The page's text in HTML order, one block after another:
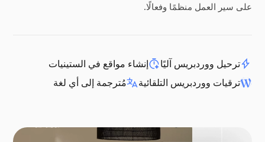
على سير العمل منظمًا وفعالًا.
ترحيل ووردبريس آليًا
إنشاء مواقع في الستينيات
ترقيات ووردبريس التلقائية
مُترجمة إلى أي لغة